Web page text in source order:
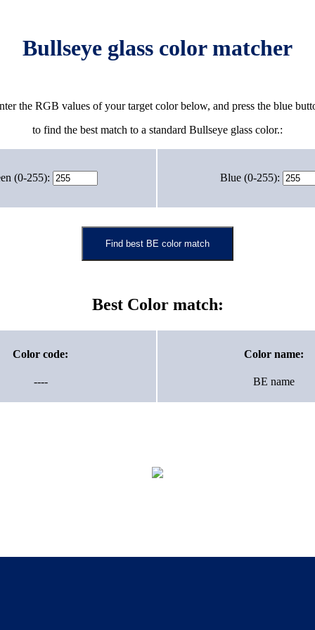
Bullseye glass color matcher
the RGB values of your target color below, and press the blue
to find the best match to a standard Bullseye glass color.:
(0-255): Blue (0-255):
Find best BE color match
Best Color match:
Color code:
----
Color name:
BE name